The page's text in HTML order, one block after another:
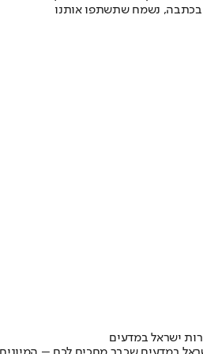
נשמח שתשתפו אותנו
ישראל במדעים